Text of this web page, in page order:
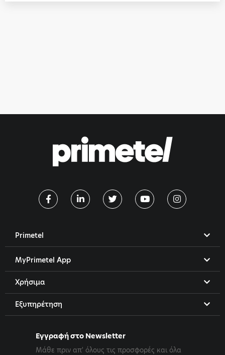
Primetel
MyPrimetel App
Χρήσιμα
Εξυπηρέτηση
Εγγραφή στο Newsletter
Μάθε πριν απ' όλους τις προσφορές και όλα